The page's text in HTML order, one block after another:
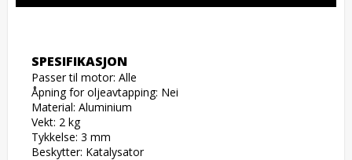
SPESIFIKASJON
Passer til motor: Alle
Åpning for oljeavtapping: Nei
Material: Aluminium
Vekt: 2 kg
Tykkelse: 3 mm
Beskytter: Katalysator